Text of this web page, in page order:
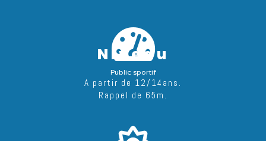
Niveau
Public sportif
A partir de 12/14ans.
Rappel de 65m.